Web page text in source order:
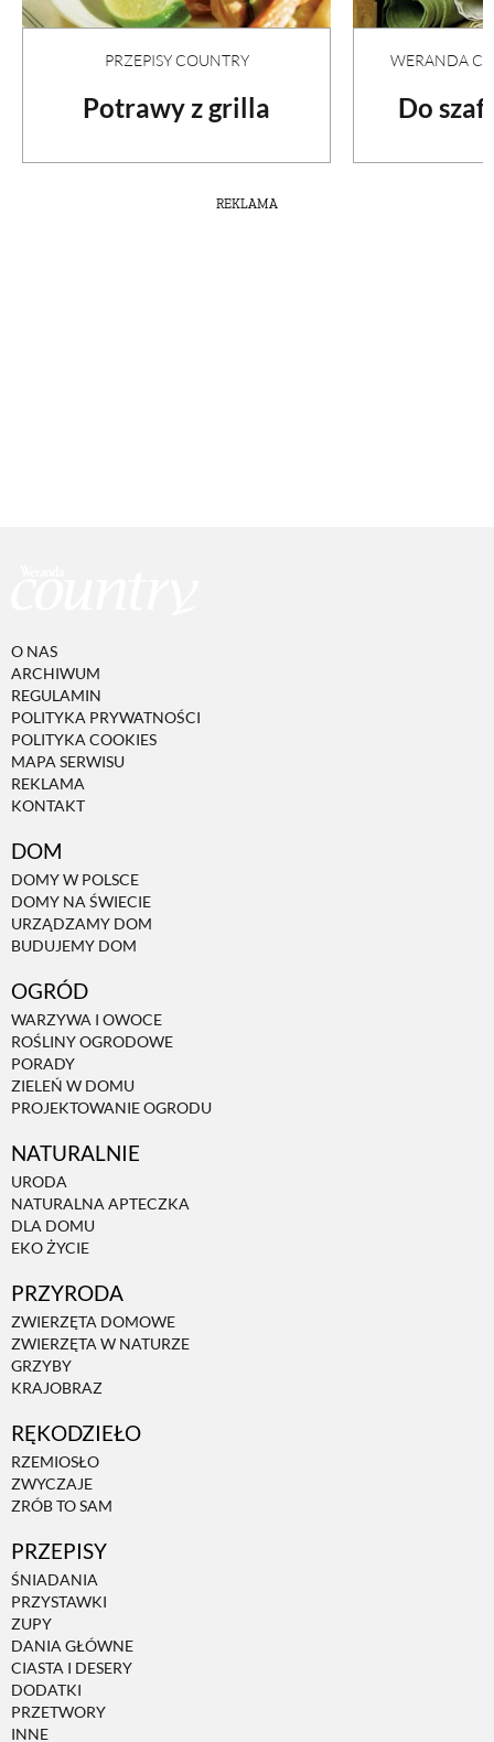
PRZEPISY COUNTRY
Potrawy z grilla
WERANDA
Do
REKLAMA
O NAS
ARCHIWUM
REGULAMIN
POLITYKA PRYWATNOŚCI
POLITYKA COOKIES
MAPA SERWISU
REKLAMA
KONTAKT
DOM
DOMY W POLSCE
DOMY NA ŚWIECIE
URZĄDZAMY DOM
BUDUJEMY DOM
OGRÓD
WARZYWA I OWOCE
ROŚLINY OGRODOWE
PORADY
ZIELEŃ W DOMU
PROJEKTOWANIE OGRODU
NATURALNIE
URODA
NATURALNA APTECZKA
DLA DOMU
EKO ŻYCIE
PRZYRODA
ZWIERZĘTA DOMOWE
ZWIERZĘTA W NATURZE
GRZYBY
KRAJOBRAZ
RĘKODZIEŁO
RZEMIOSŁO
ZWYCZAJE
ZRÓB TO SAM
PRZEPISY
ŚNIADANIA
PRZYSTAWKI
ZUPY
DANIA GŁÓWNE
CIASTA I DESERY
DODATKI
PRZETWORY
INNE